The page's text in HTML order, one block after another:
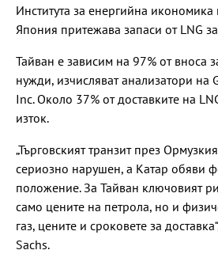
Института за енергийна
Япония притежава запаси от LNG
Тайван е зависим на 97% от вноса
нужди, изчисляват анализатори на
Inc. Около 37% от доставките на
изток.
„Търговският транзит през
сериозно нарушен, а Катар обяви
положение. За Тайван ключовият
само цените на петрола, но и
газ, цените и сроковете за
Sachs.